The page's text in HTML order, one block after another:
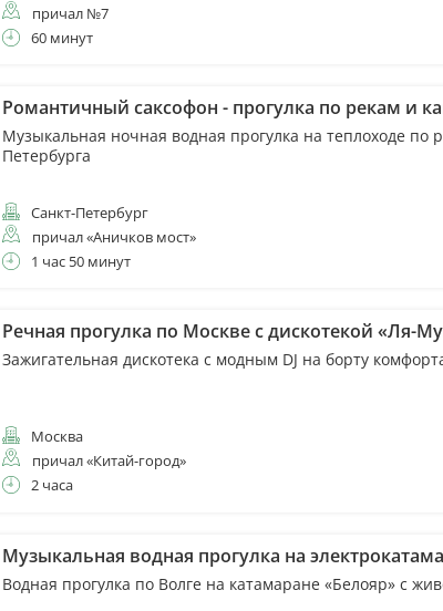
причал №7
60 минут
Романтичный саксофон - прогулка по рекам и
Музыкальная ночная водная прогулка на теплоходе по
Петербурга
Санкт-Петербург
причал «Аничков мост»
1 час 50 минут
Речная прогулка по Москве с дискотекой «Ля-
Зажигательная дискотека с модным DJ на борту
Москва
причал «Китай-город»
2 часа
Музыкальная водная прогулка на
Водная прогулка по Волге на катамаране «Белояр» с